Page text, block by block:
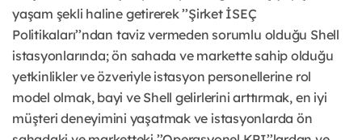
yaşam şekli haline getirerek ’’Şirket İSEÇ
Politikaları’’ndan taviz vermeden sorumlu olduğu Shell
istasyonlarında; ön sahada ve markette sahip olduğu
yetkinlikler ve özveriyle istasyon personellerine rol
model olmak, bayi ve Shell gelirlerini arttırmak, en iyi
müşteri deneyimini yaşatmak ve istasyonlarda ön